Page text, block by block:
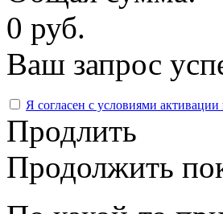
0 руб.
Ваш запрос
Я согласен с условиями
Продлить
Продолжить